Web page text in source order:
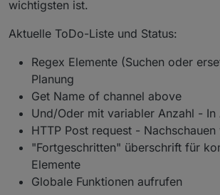
wichtigsten ist.
Aktuelle ToDo-Liste und Status:
Regex Elemente (Suchen oder
Planung
Get Name of channel above
Und/Oder mit variabler Anzahl - In
HTTP Post request -
"Fortgeschritten" überschrift für
Elemente
Globale Funktionen aufrufen